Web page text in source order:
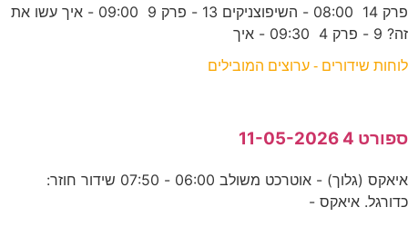
פרק 14 08:00 - השיפוצניקים 13 - פרק 9 09:00 - איך עשו את
זה? 9 - פרק 4 09:30 - איך
לוחות שידורים - ערוצים המובילים
ספורט 4 11-05-2026
איאקס (גלוך) - אוטרכט משולב 06:00 - 07:50 שידור חוזר:
כדורגל. איאקס -